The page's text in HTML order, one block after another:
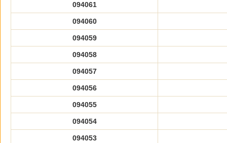
094061
094060
094059
094058
094057
094056
094055
094054
094053